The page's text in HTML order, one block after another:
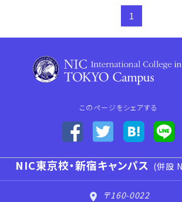
1
このページをシェアする
NIC東京校・新宿キャンパス (併設
〒160-0022